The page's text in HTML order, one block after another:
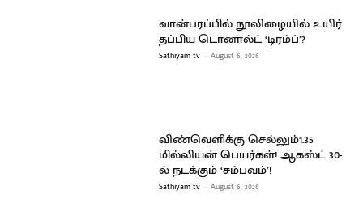
வான்பரப்பில் நூலிழையில் உயிர்
தப்பிய டொனால்ட் ‘டிரம்ப்’?
Sathiyam tv - August 6, 2026
விண்வெளிக்கு செல்லும்1.35
மில்லியன் பெயர்கள்! ஆகஸ்ட் 30-
ல் நடக்கும் ‘சம்பவம்’!
Sathiyam tv - August 6, 2026